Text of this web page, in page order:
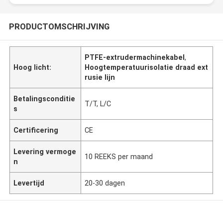
PRODUCTOMSCHRIJVING
Hoog licht:
PTFE-extrudermachinekabel,
Hoogtemperatuurisolatie draad ext
rusie lijn
Betalingsconditie
s
T/T, L/C
Certificering CE
Levering vermoge
n
10 REEKS per maand
Levertijd 20-30 dagen